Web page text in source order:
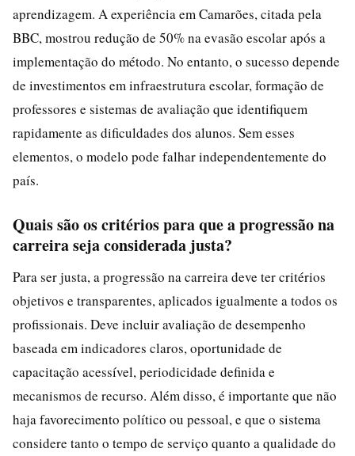
aprendizagem. A experiência em Camarões, citada pela
BBC, mostrou redução de 50% na evasão escolar após a
implementação do método. No entanto, o sucesso depende
de investimentos em infraestrutura escolar, formação de
professores e sistemas de avaliação que identifiquem
rapidamente as dificuldades dos alunos. Sem esses
elementos, o modelo pode falhar independentemente do
país.
Quais são os critérios para que a progressão na
carreira seja considerada justa?
Para ser justa, a progressão na carreira deve ter critérios
objetivos e transparentes, aplicados igualmente a todos os
profissionais. Deve incluir avaliação de desempenho
baseada em indicadores claros, oportunidade de
capacitação acessível, periodicidade definida e
mecanismos de recurso. Além disso, é importante que não
haja favorecimento político ou pessoal, e que o sistema
considere tanto o tempo de serviço quanto a qualidade do